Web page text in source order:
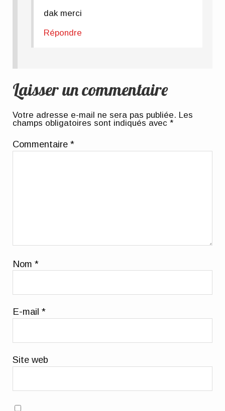
dak merci
Répondre
Laisser un commentaire
Votre adresse e-mail ne sera pas publiée. Les
champs obligatoires sont indiqués avec*
Commentaire*
Nom*
E-mail*
Site web